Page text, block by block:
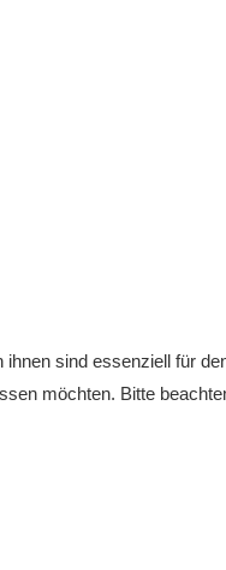
sind essenziell für
möchten. Bitte